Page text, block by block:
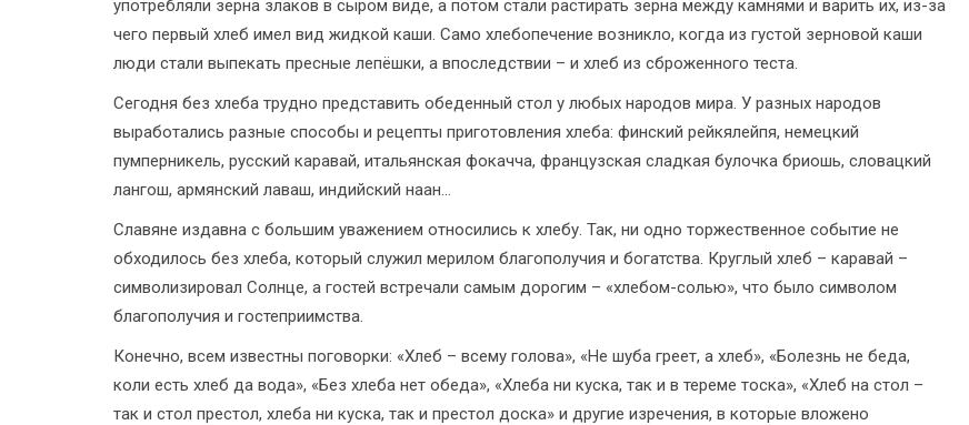
употребляли зёрна злаков в сыром виде, а потом стали растирать зёрна между камнями и варить их, из-за
чего первый хлеб имел вид жидкой каши. Само хлебопечение возникло, когда из густой зерновой каши
люди стали выпекать пресные лепёшки, а впоследствии – и хлеб из сброженного теста.
Сегодня без хлеба трудно представить обеденный стол у любых народов мира. У разных народов
выработались разные способы и рецепты приготовления хлеба: финский рейкялейпя, немецкий
пумперникель, русский каравай, итальянская фокачча, французская сладкая булочка бриошь, словацкий
лангош, армянский лаваш, индийский наан...
Славяне издавна с большим уважением относились к хлебу. Так, ни одно торжественное событие не
обходилось без хлеба, который служил мерилом благополучия и богатства. Круглый хлеб – каравай –
символизировал Солнце, а гостей встречали самым дорогим – «хлебом-солью», что было символом
благополучия и гостеприимства.
Конечно, всем известны поговорки: «Хлеб – всему голова», «Не шуба греет, а хлеб», «Болезнь не беда,
коли есть хлеб да вода», «Без хлеба нет обеда», «Хлеба ни куска, так и в тереме тоска», «Хлеб на стол –
так и стол престол, хлеба ни куска, так и престол доска» и другие изречения, в которые вложено